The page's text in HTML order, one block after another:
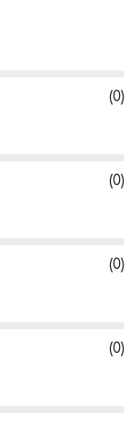
(0)
(0)
(0)
(0)